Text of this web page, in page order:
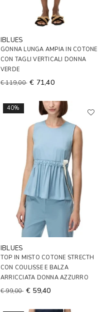
IBLUES
GONNA LUNGA AMPIA IN COTONE
CON TAGLI VERTICALI DONNA
VERDE
€ 119,00 € 71,40
40%
IBLUES
TOP IN MISTO COTONE STRECTH
CON COULISSE E BALZA
ARRICCIATA DONNA AZZURRO
€ 99,00 € 59,40